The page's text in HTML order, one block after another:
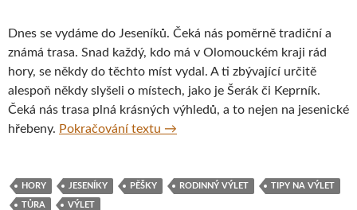
Dnes se vydáme do Jeseníků. Čeká nás poměrně tradiční a
známá trasa. Snad každý, kdo má v Olomouckém kraji rád
hory, se někdy do těchto míst vydal. A ti zbývající určitě
alespoň někdy slyšeli o místech, jako je Šerák či Keprník.
Čeká nás trasa plná krásných výhledů, a to nejen na jesenické
hřebeny. Pokračování textu Jedna z jesenických klasik – z
→
HORY JESENÍKY PĚŠKY RODINNÝ VÝLET TIPY NA VÝLET
TŮRA VÝLET